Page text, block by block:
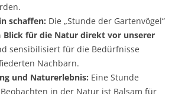
schaffen: Die „Stunde der Gartenvögel“
Blick für die Natur direkt vor unserer
sensibilisiert für die Bedürfnisse
Nachbarn.
und Naturerlebnis: Eine Stunde
in der Natur ist Balsam für